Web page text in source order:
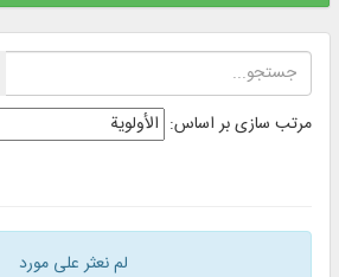
مرتب سازی بر اساس:
لم نعثر علی مورد